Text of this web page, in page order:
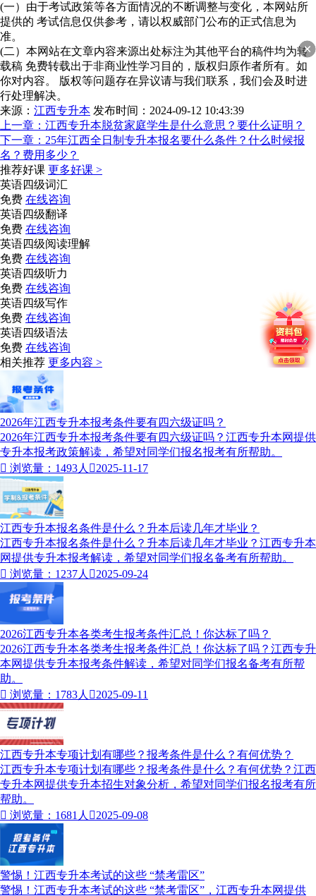
(一）由于考试政策等各方面情况的不断调整与变化，本网站所
提供的 考试信息仅供参考，请以权威部门公布的正式信息为
准。
(二）本网站在文章内容来源出处标注为其他平台的稿件均为转
载稿 免费转载出于非商业性学习目的，版权归原作者所有。如
你对内容。 版权等问题存在异议请与我们联系，我们会及时进
行处理解决。
来源： 江西专升本 发布时间：2024-09-12 10:43:39
上一章： 江西专升本脱贫家庭学生是什么意思？要什么证明？
下一章： 25年江西全日制专升本报名要什么条件？什么时候报
名？费用多少？
推荐好课 更多好课 >
英语四级词汇
免费 在线咨询
英语四级翻译
免费 在线咨询
英语四级阅读理解
免费 在线咨询
英语四级听力
免费 在线咨询
英语四级写作
免费 在线咨询
英语四级语法
免费 在线咨询
相关推荐 更多内容 >
2026年江西专升本报考条件要有四六级证吗？
2026年江西专升本报考条件要有四六级证吗？江西专升本网提供
专升本报考政策解读，希望对同学们报名报考有所帮助。
 浏览量：1493人 2025-11-17
江西专升本报名条件是什么？升本后读几年才毕业？
江西专升本报名条件是什么？升本后读几年才毕业？江西专升本
网提供专升本报考解读，希望对同学们报名备考有所帮助。
 浏览量：1237人 2025-09-24
2026江西专升本各类考生报考条件汇总！你达标了吗？
2026江西专升本各类考生报考条件汇总！你达标了吗？江西专升
本网提供专升本报考条件解读，希望对同学们报名备考有所帮
助。
 浏览量：1783人 2025-09-11
江西专升本专项计划有哪些？报考条件是什么？有何优势？
江西专升本专项计划有哪些？报考条件是什么？有何优势？江西
专升本网提供专升本招生对象分析，希望对同学们报名报考有所
帮助。
 浏览量：1681人 2025-09-08
警惕！江西专升本考试的这些 “禁考雷区”
警惕！江西专升本考试的这些 “禁考雷区”，江西专升本网提供